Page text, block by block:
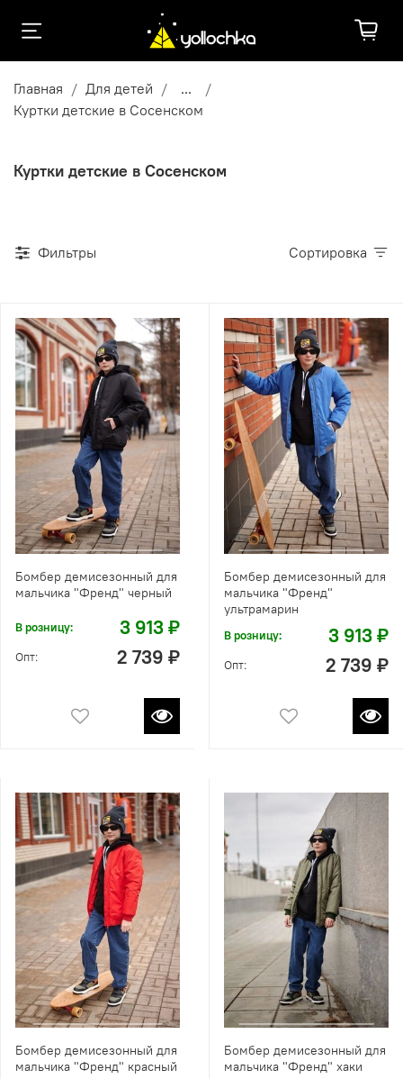
Главная Для детей
...
Куртки детские в Сосенском
Куртки детские в Сосенском
Фильтры Сортировка
Бомбер демисезонный для
мальчика "Френд" черный
В розницу: 3 913 ₽
Опт: 2 739 ₽
Бомбер демисезонный для
мальчика "Френд"
ультрамарин
В розницу: 3 913 ₽
Опт: 2 739 ₽
Бомбер демисезонный для
мальчика "Френд" красный
Бомбер демисезонный для
мальчика "Френд" хаки